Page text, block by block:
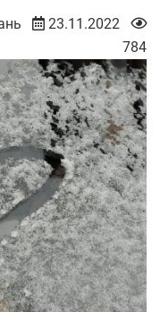
23.11.2022
784